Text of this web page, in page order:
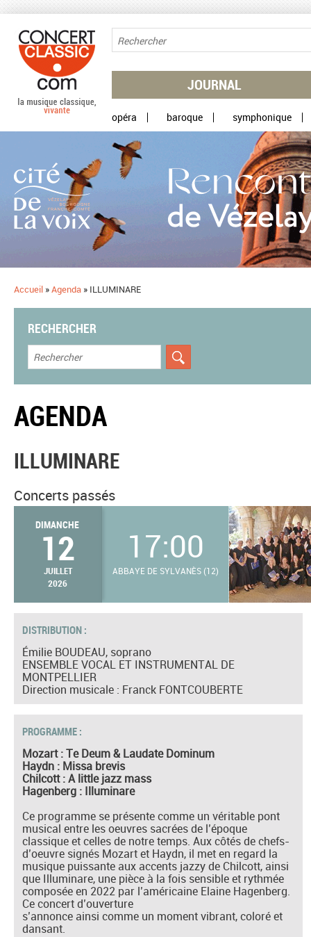
JOURNAL
opéra baroque symphonique
Accueil »Agenda » ILLUMINARE
RECHERCHER
AGENDA
ILLUMINARE
Concerts passés
DIMANCHE
12
JUILLET
2026
17:00
ABBAYE DE SYLVANÈS (12)
DISTRIBUTION :
Émilie BOUDEAU, soprano
ENSEMBLE VOCAL ET INSTRUMENTAL DE
MONTPELLIER
Direction musicale : Franck FONTCOUBERTE
PROGRAMME :
Mozart : Te Deum & Laudate Dominum
Haydn : Missa brevis
Chilcott : A little jazz mass
Hagenberg : Illuminare
Ce programme se présente comme un véritable pont
musical entre les oeuvres sacrées de l’époque
classique et celles de notre temps. Aux côtés de chefs-
d’oeuvre signés Mozart et Haydn, il met en regard la
musique puissante aux accents jazzy de Chilcott, ainsi
que Illuminare, une pièce à la fois sensible et rythmée
composée en 2022 par l’américaine Elaine Hagenberg.
Ce concert d’ouverture
s’annonce ainsi comme un moment vibrant, coloré et
dansant.